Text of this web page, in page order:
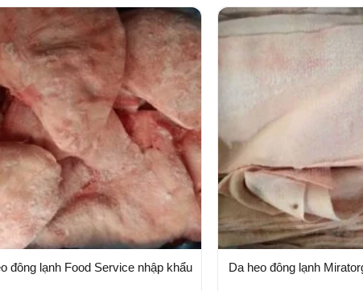
đông lạnh Food Service nhập khẩu Da heo đông lạnh